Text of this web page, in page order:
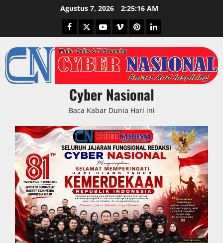
Agustus 7, 2026 2:25:17 AM
Facebook
TwitterYoutubeVimeoPinterestLinkedIn
Cyber Nasional
Baca Kabar Dunia Hari ini